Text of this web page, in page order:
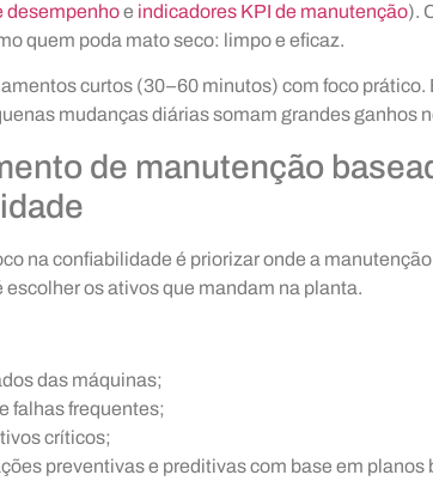
desempenhoe indicadores KPI de manutenção).
quem poda mato seco: limpo e eficaz.
curtos (30–60 minutos) com foco
mudanças diárias somam grandes ganhos
de manutenção
na confiabilidade é priorizar onde a
escolher os ativos que mandam na planta.
das máquinas;
falhas frequentes;
críticos;
preventivas e preditivas com base em planos